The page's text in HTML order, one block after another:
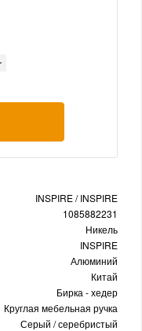
INSPIRE / INSPIRE
1085882231
Никель
INSPIRE
Алюминий
Китай
Бирка - хедер
Круглая мебельная ручка
Серый / серебристый